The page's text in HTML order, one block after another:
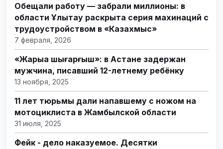
Обещали работу — забрали миллионы: в
области Ұлытау раскрыта серия махинаций с
трудоустройством в «Казахмыс»
7 февраля, 2026
«Жарыққа шығарғыш»: в Астане задержан
мужчина, писавший 12-летнему ребёнку
13 ноября, 2025
11 лет тюрьмы дали напавшему с ножом на
мотоциклиста в Жамбылской области
31 июля, 2025
Фейк - дело наказуемое. Десятки